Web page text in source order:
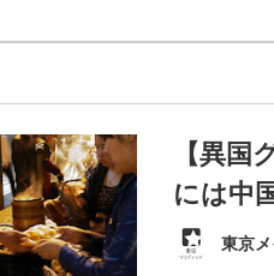
【異国
には中
東京